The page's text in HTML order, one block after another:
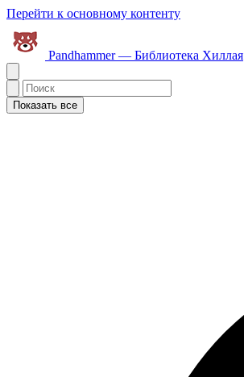
Перейти к основному контенту
Pandhammer — Библиотека Хиллая
Показать все